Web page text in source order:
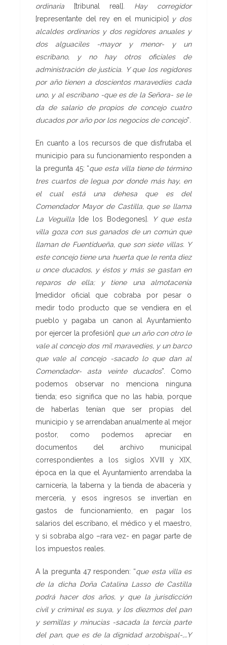
ordinaria [tribunal real]. Hay corregidor
[representante del rey en el municipio]
y dos
alcaldes ordinarios y dos regidores anuales y
dos alguaciles -mayor y menor- y un
escribano, y no hay otros oficiales de
administración de justicia. Y que los regidores
por año tienen a doscientos maravedíes cada
uno, y al escribano -que es de la Señora- se le
da de salario de propios de concejo cuatro
ducados por año por los negocios de concejo”.
En cuanto a los recursos de que disfrutaba el
municipio para su funcionamiento responden a
la pregunta 45: “que esta villa tiene de término
tres cuartos de legua por donde más hay, en
el cual está una dehesa que es del
Comendador Mayor de Castilla, que se llama
La
Veguilla [de los Bodegones]. Y que esta
villa goza con sus ganados de un comúnque
llaman de Fuentidueña, que son siete villas. Y
este concejo tiene una huerta que le renta diez
u once ducados, y éstos y más se gastan en
reparos de ella; y tiene una almotacenía
[medidor oficial que cobraba por pesar o
medir todo producto que se vendiera en el
pueblo y pagaba un canon al Ayuntamiento
por ejercer la profesión] que un año con otro le
vale al concejo dos mil maravedíes, y un barco
que vale al concejo
-sacado lo que dan al
Comendador- asta veinte ducados”. Como
podemos observar no menciona ninguna
tienda; eso significa que no las había, porque
de haberlas tenían que ser propias del
municipio y se arrendaban anualmente al mejor
postor, como podemos apreciar en
documentos del archivo municipal
correspondientes a los siglos XVIII y XIX,
época en la que el Ayuntamiento arrendaba la
carnicería, la taberna y la tienda de abacería y
mercería, y esos ingresos se invertían en
gastos de funcionamiento, en pagar los
salarios del escribano, el médico y el maestro,
y si sobraba algo –rara vez- en pagar parte de
los impuestos reales.
A la pregunta 47 responden: “que esta villa es
de la dicha Doña Catalina Lasso de Castilla
podrá hacer dos años, y que la jurisdicción
civil y criminal es suya, y los diezmos del pan
y semillas y minucias -sacada la tercia parte
del pan, que es de la dignidad arzobispal-,…Y